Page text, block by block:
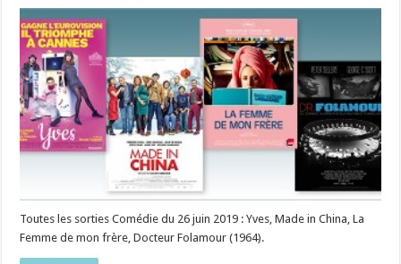
Toutes les sorties Comédie du 26 juin 2019 : Yves, Made in China, La
Femme de mon frère, Docteur Folamour (1964).